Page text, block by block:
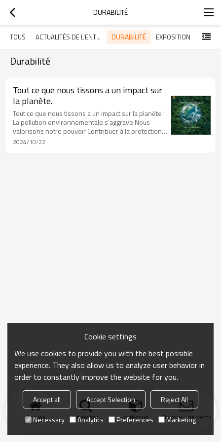
DURABILITÉ
TOUS ACTUALITÉS DE L'ENTREPRISE DURABILITÉ EXPOSITION
Durabilité
Tout ce que nous tissons a un impact sur
la planète.
Tout ce que nous tissons a un impact sur la planète !
La pollution environnementale s'aggrave Nous
valorisons notre pouvoir Contribuer à la protection
de l'environnement Créer des solutions écologiques
2024/10/22
Accueil chercher catégorie Envoyer une
Cookie settings
We use cookies to provide you with the best possible
experience. They also allow us to analyze user behavior in
order to constantly improve the website for you.
Accept all Accept Selection
Reject All
Necessary
Analytics Preferences Marketing